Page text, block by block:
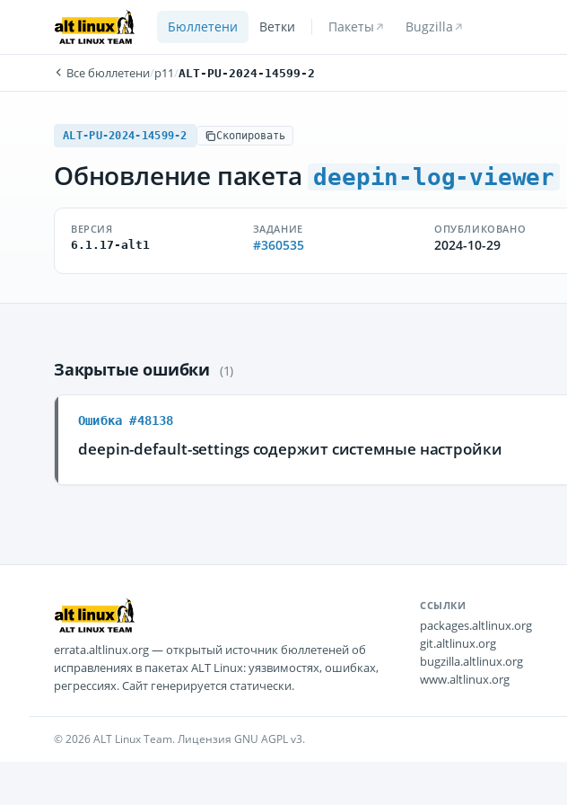
Бюллетени Ветки Пакеты Bugzilla
Все бюллетени/p11/ALT-PU-2024-14599-2
ALT-PU-2024-14599-2 Скопировать
Обновление пакета deepin-log-viewer
ВЕРСИЯ
6.1.17-alt1
ЗАДАНИЕ
#360535
ОПУБЛИКОВАНО
2024-10-29
Закрытые ошибки (1)
Ошибка #48138
deepin-default-settings содержит системные настройки
errata.altlinux.org — открытый источник бюллетеней об
исправлениях в пакетах ALT Linux: уязвимостях, ошибках,
регрессиях. Сайт генерируется статически.
ССЫЛКИ
packages.altlinux.org
git.altlinux.org
bugzilla.altlinux.org
www.altlinux.org
© 2026 ALT Linux Team. Лицензия GNU AGPL v3.